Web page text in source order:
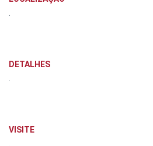
DETALHES
VISITE